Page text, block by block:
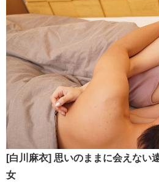
[白川麻衣] 思いのままに会えない
女